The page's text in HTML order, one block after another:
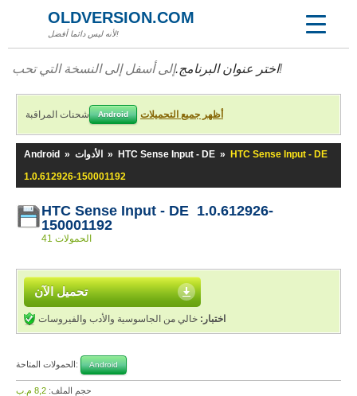
OLDVERSION.COM
لأنه ليس دائما أفضل!
اختر عنوان البرنامج.إلى أسفل إلى النسخة التي تحب!
شحنات المراقبة Android أظهر جميع التحميلات
Android » الأدوات » HTC Sense Input - DE »
HTC Sense Input - DE
1.0.612926-150001192
HTC Sense Input - DE 1.0.612926-
150001192
41 الحمولات
تحميل الآن
اختبار: خالي من الجاسوسية والأدب والفيروسات
الحمولات المتاحة: Android
حجم الملف: 8,2 م.ب